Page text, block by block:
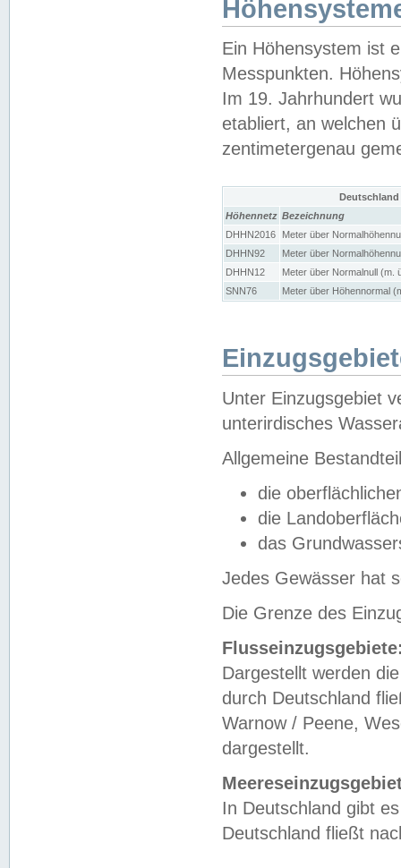
Ein Höhensystem ist
Messpunkten.
Im 19. Jahrhundert
etabliert, an welchen
zentimetergenau
Höhennetz Bezeichnung
DHHN2016
Meter über
DHHN92
Meter über
DHHN12
Meter über Normalnull (m.
SNN76
Meter über Höhennormal
Unter Einzugsgebiet
unterirdisches
Allgemeine
die
die
das
Jedes Gewässer hat
Die Grenze des
Dargestellt werden
durch Deutschland
Warnow / Peene,
dargestellt.
In Deutschland gibt
Deutschland fließt